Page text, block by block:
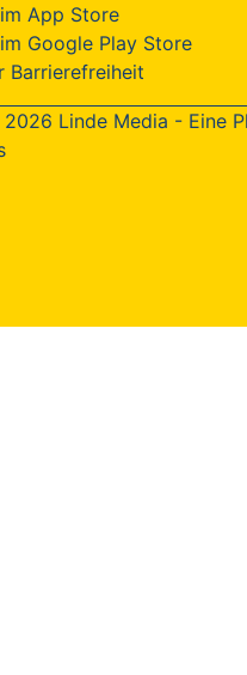
App Store
Google Play Store
Barrierefreiheit
Linde Media - Eine